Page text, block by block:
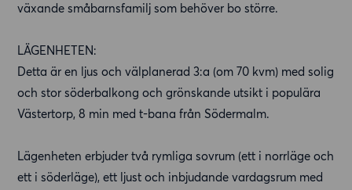
växande småbarnsfamilj som behöver bo större.
LÄGENHETEN:
Detta är en ljus och välplanerad 3:a (om 70 kvm) med solig
och stor söderbalkong och grönskande utsikt i populära
Västertorp, 8 min med t-bana från Södermalm.
Lägenheten erbjuder två rymliga sovrum (ett i norrläge och
ett i söderläge), ett ljust och inbjudande vardagsrum med